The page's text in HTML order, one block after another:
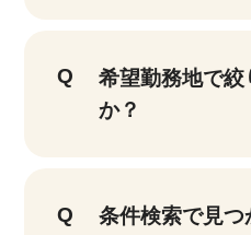
希望勤務地で
か？
条件検索で見つ